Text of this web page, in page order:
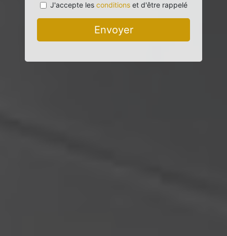
J'accepte les conditionset d'être rappelé
Envoyer